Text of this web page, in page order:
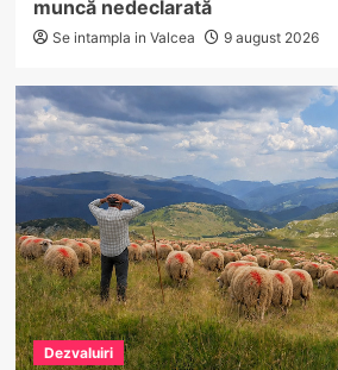
muncă nedeclarată
Se intampla in Valcea 9 august 2026
Dezvaluiri